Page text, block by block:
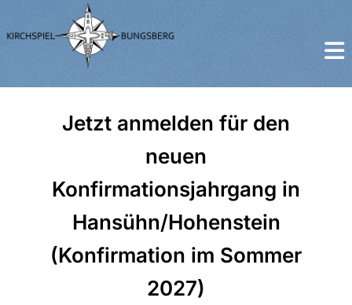
Jetzt anmelden für den
neuen
Konfirmationsjahrgang in
Hansühn/Hohenstein
(Konfirmation im Sommer
2027)